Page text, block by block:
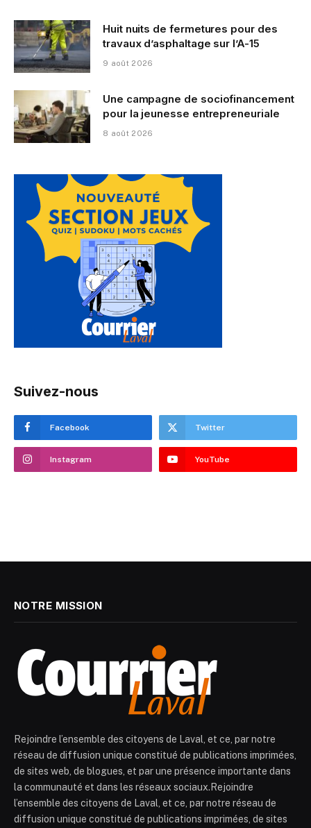
Huit nuits de fermetures pour des
travaux d’asphaltage sur l’A-15
9 août 2026
Une campagne de sociofinancement
pour la jeunesse entrepreneuriale
8 août 2026
Suivez-nous
Facebook Twitter
Instagram YouTube
NOTRE MISSION
Rejoindre l’ensemble des citoyens de Laval, et ce, par notre
réseau de diffusion unique constitué de publications imprimées,
de sites web, de blogues, et par une présence importante dans
la communauté et dans les réseaux sociaux.Rejoindre
l’ensemble des citoyens de Laval, et ce, par notre réseau de
diffusion unique constitué de publications imprimées, de sites